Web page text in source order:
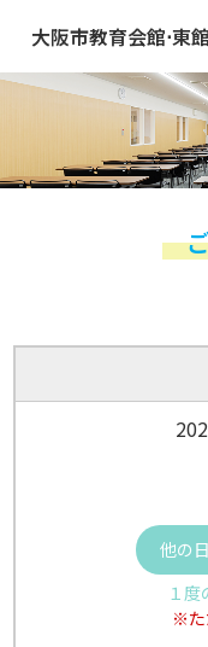
大阪市教育会館⋅東館
他の
１
※た